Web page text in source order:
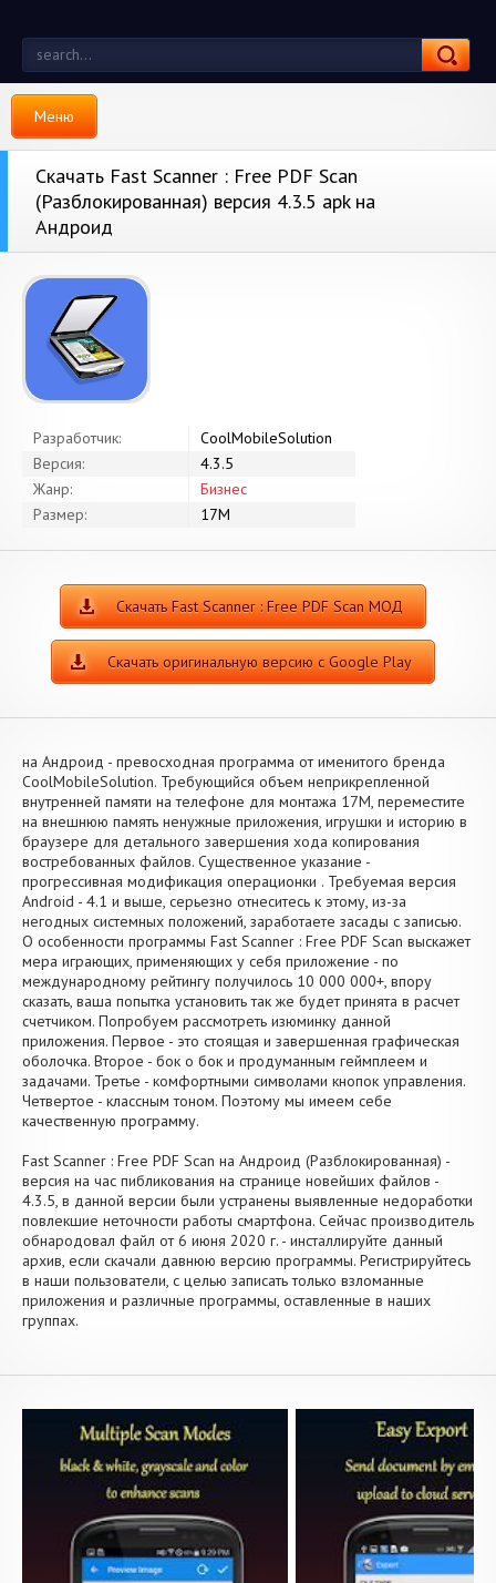
Меню
Скачать Fast Scanner : Free PDF Scan
(Разблокированная) версия 4.3.5 apk на
Андроид
Разработчик:
CoolMobileSolution
Версия:
4.3.5
Жанр:
Бизнес
Размер:
17M
Скачать Fast Scanner : Free PDF Scan МОД
Скачать оригинальную версию с Google Play
на Андроид - превосходная программа от именитого бренда
CoolMobileSolution. Требующийся объем неприкрепленной
внутренней памяти на телефоне для монтажа 17M, переместите
на внешнюю память ненужные приложения, игрушки и историю в
браузере для детального завершения хода копирования
востребованных файлов. Существенное указание -
прогрессивная модификация операционки . Требуемая версия
Android - 4.1 и выше, серьезно отнеситесь к этому, из-за
негодных системных положений, заработаете засады с записью.
О особенности программы Fast Scanner : Free PDF Scan выскажет
мера играющих, применяющих у себя приложение - по
международному рейтингу получилось 10 000 000+, впору
сказать, ваша попытка установить так же будет принята в расчет
счетчиком. Попробуем рассмотреть изюминку данной
приложения. Первое - это стоящая и завершенная графическая
оболочка. Второе - бок о бок и продуманным геймплеем и
задачами. Третье - комфортными символами кнопок управления.
Четвертое - классным тоном. Поэтому мы имеем себе
качественную программу.
Fast Scanner : Free PDF Scan на Андроид (Разблокированная) -
версия на час пибликования на странице новейших файлов -
4.3.5, в данной версии были устранены выявленные недоработки
повлекшие неточности работы смартфона. Сейчас производитель
обнародовал файл от 6 июня 2020 г. - инсталлируйте данный
архив, если скачали давнюю версию программы. Регистрируйтесь
в наши пользователи, с целью записать только взломанные
приложения и различные программы, оставленные в наших
группах.